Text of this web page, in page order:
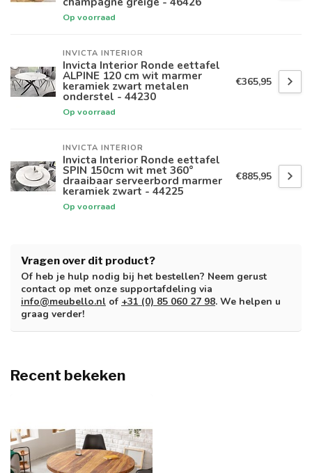
Op voorraad
INVICTA INTERIOR
Invicta Interior Ronde eettafel
ALPINE 120 cm wit marmer
keramiek zwart metalen
onderstel - 44230
Op voorraad
€365,95
INVICTA INTERIOR
Invicta Interior Ronde eettafel
SPIN 150cm wit met 360°
draaibaar serveerbord marmer
keramiek zwart - 44225
Op voorraad
€885,95
Vragen over dit product?
Of heb je hulp nodig bij het bestellen? Neem gerust
contact op met onze supportafdeling via
info@meubello.nl of +31 (0) 85 060 27 98. We helpen u
graag verder!
Recent bekeken